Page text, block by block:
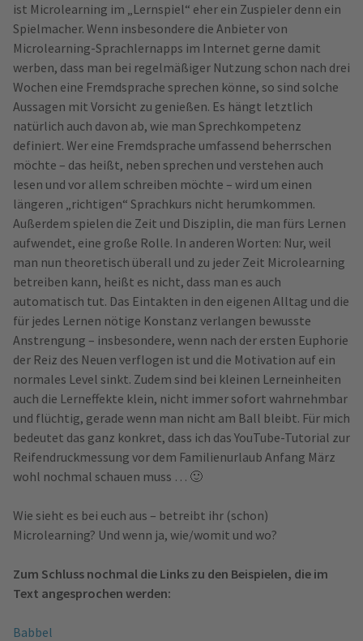
ist Microlearning im „Lernspiel“ eher ein Zuspieler denn ein
Spielmacher. Wenn insbesondere die Anbieter von
Microlearning-Sprachlernapps im Internet gerne damit
werben, dass man bei regelmäßiger Nutzung schon nach drei
Wochen eine Fremdsprache sprechen könne, so sind solche
Aussagen mit Vorsicht zu genießen. Es hängt letztlich
natürlich auch davon ab, wie man Sprechkompetenz
definiert. Wer eine Fremdsprache umfassend beherrschen
möchte – das heißt, neben sprechen und verstehen auch
lesen und vor allem schreiben möchte – wird um einen
längeren „richtigen“ Sprachkurs nicht herumkommen.
Außerdem spielen die Zeit und Disziplin, die man fürs Lernen
aufwendet, eine große Rolle. In anderen Worten: Nur, weil
man nun theoretisch überall und zu jeder Zeit Microlearning
betreiben kann, heißt es nicht, dass man es auch
automatisch tut. Das Eintakten in den eigenen Alltag und die
für jedes Lernen nötige Konstanz verlangen bewusste
Anstrengung – insbesondere, wenn nach der ersten Euphorie
der Reiz des Neuen verflogen ist und die Motivation auf ein
normales Level sinkt. Zudem sind bei kleinen Lerneinheiten
auch die Lerneffekte klein, nicht immer sofort wahrnehmbar
und flüchtig, gerade wenn man nicht am Ball bleibt. Für mich
bedeutet das ganz konkret, dass ich das YouTube-Tutorial zur
Reifendruckmessung vor dem Familienurlaub Anfang März
wohl nochmal schauen muss … 🙂
Wie sieht es bei euch aus – betreibt ihr (schon)
Microlearning? Und wenn ja, wie/womit und wo?
Zum Schluss nochmal die Links zu den Beispielen, die im
Text angesprochen werden:
Babbel